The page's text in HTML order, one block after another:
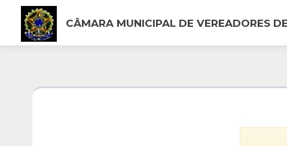
CÂMARA MUNICIPAL DE VEREADORES